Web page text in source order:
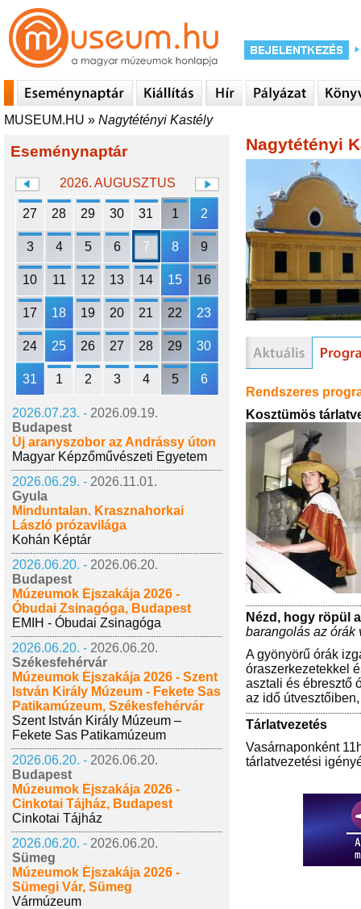
MUSEUM.HU » Nagytétényi Kastély
Eseménynaptár
2026. AUGUSZTUS
27 28 29 30 31 1 2
3 4 5 6 7 8 9
10 11 12 13 14 15 16
17 18 19 20 21 22 23
24 25 26 27 28 29 30
31 1 2 3 4 5 6
2026.07.23. - 2026.09.19.
Budapest
Új aranyszobor az Andrássy úton
Magyar Képzőművészeti Egyetem
2026.06.29. - 2026.11.01.
Gyula
Minduntalan. Krasznahorkai
László prózavilága
Kohán Képtár
2026.06.20. - 2026.06.20.
Budapest
Múzeumok Éjszakája 2026 -
Óbudai Zsinagóga, Budapest
EMIH - Óbudai Zsinagóga
2026.06.20. - 2026.06.20.
Székesfehérvár
Múzeumok Éjszakája 2026 - Szent
István Király Múzeum - Fekete Sas
Patikamúzeum, Székesfehérvár
Szent István Király Múzeum –
Fekete Sas Patikamúzeum
2026.06.20. - 2026.06.20.
Budapest
Múzeumok Éjszakája 2026 -
Cinkotai Tájház, Budapest
Cinkotai Tájház
2026.06.20. - 2026.06.20.
Sümeg
Múzeumok Éjszakája 2026 -
Sümegi Vár, Sümeg
Vármúzeum
Nagytétényi
Rendszeres
Kosztümös
Nézd, hogy röpül
barangolás az órák
A gyönyörű órák
óraszerkezetekkel
asztali és ébresztő
az idő
Tárlatvezetés
Vasárnaponként
tárlatvezetési